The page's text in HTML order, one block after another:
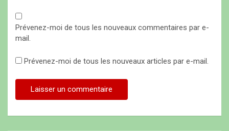
Prévenez-moi de tous les nouveaux commentaires par e-
mail.
Prévenez-moi de tous les nouveaux articles par e-mail.